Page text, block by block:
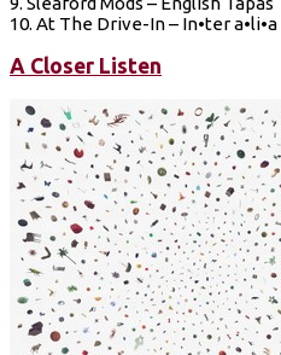
10. At The Drive-In – In•ter a•li•a
A Closer Listen